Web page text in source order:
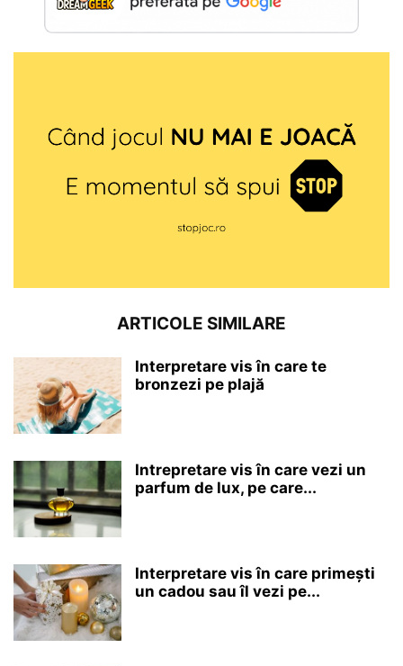
ARTICOLE SIMILARE
Interpretare vis în care te
bronzezi pe plajă
Intrepretare vis în care vezi un
parfum de lux, pe care...
Interpretare vis în care primești
un cadou sau îl vezi pe...